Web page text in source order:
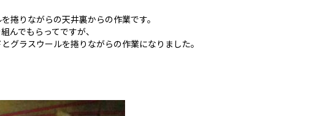
捲りながらの天井裏からの作業です。
んでもらってですが、
グラスウールを捲りながらの作業になりました。